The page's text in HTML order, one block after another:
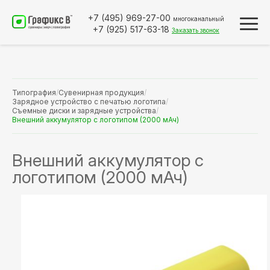
+7 (495) 969-27-00 многоканальный
+7 (925) 517-63-18 Заказать звонок
Типография/Сувенирная продукция/
Зарядное устройство с печатью логотипа/
Съемные диски и зарядные устройства/
Внешний аккумулятор с логотипом (2000 мАч)
Внешний аккумулятор с
логотипом (2000 мАч)